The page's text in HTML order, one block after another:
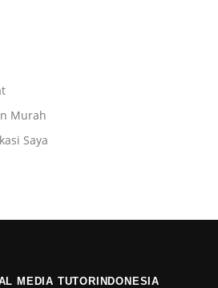
Murah
Saya
MEDIA TUTORINDONESIA